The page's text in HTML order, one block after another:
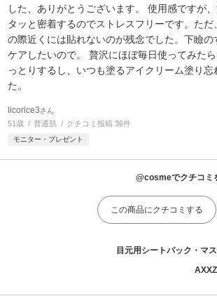
した、ありがとうございます。 使用感ですが
タッと密着するのでストレスフリーです。ただ
の際近くには貼れないのが残念でした。下瞼の
ケアしたいので。 贅沢にほぼ毎日使ってみた
っとりするし、いつも塗るアイクリーム塗り忘
た。
licorice3さん
51歳 普通肌 クチコミ投稿 36件
モニター・プレゼント
@cosmeでクチコミ
この商品にクチコミする
目元用シートパック・マ